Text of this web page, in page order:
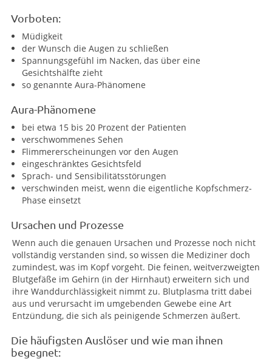
Vorboten:
Müdigkeit
der Wunsch die Augen zu schließen
Spannungsgefühl im Nacken, das über eine
Gesichtshälfte zieht
so genannte Aura-Phänomene
Aura-Phänomene
bei etwa 15 bis 20 Prozent der Patienten
verschwommenes Sehen
Flimmererscheinungen vor den Augen
eingeschränktes Gesichtsfeld
Sprach- und Sensibilitätsstörungen
verschwinden meist, wenn die eigentliche Kopfschmerz-
Phase einsetzt
Ursachen und Prozesse
Wenn auch die genauen Ursachen und Prozesse noch nicht
vollständig verstanden sind, so wissen die Mediziner doch
zumindest, was im Kopf vorgeht. Die feinen, weitverzweigten
Blutgefäße im Gehirn (in der Hirnhaut) erweitern sich und
ihre Wanddurchlässigkeit nimmt zu. Blutplasma tritt dabei
aus und verursacht im umgebenden Gewebe eine Art
Entzündung, die sich als peinigende Schmerzen äußert.
Die häufigsten Auslöser und wie man ihnen
begegnet: